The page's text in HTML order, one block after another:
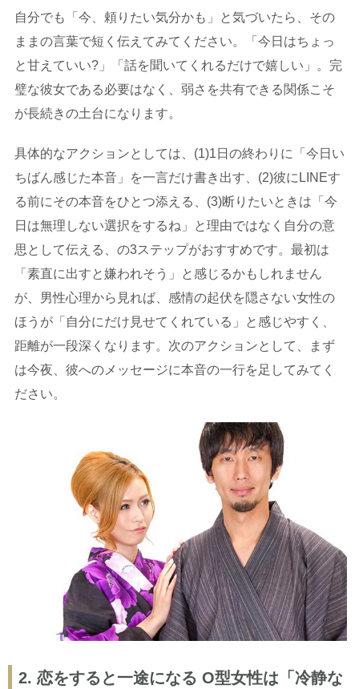
自分でも「今、頼りたい気分かも」と気づいたら、その
ままの言葉で短く伝えてみてください。「今日はちょっ
と甘えていい?」「話を聞いてくれるだけで嬉しい」。完
璧な彼女である必要はなく、弱さを共有できる関係こそ
が長続きの土台になります。
具体的なアクションとしては、(1)1日の終わりに「今日い
ちばん感じた本音」を一言だけ書き出す、(2)彼にLINEす
る前にその本音をひとつ添える、(3)断りたいときは「今
日は無理しない選択をするね」と理由ではなく自分の意
思として伝える、の3ステップがおすすめです。最初は
「素直に出すと嫌われそう」と感じるかもしれません
が、男性心理から見れば、感情の起伏を隠さない女性の
ほうが「自分にだけ見せてくれている」と感じやすく、
距離が一段深くなります。次のアクションとして、まず
は今夜、彼へのメッセージに本音の一行を足してみてく
ださい。
2. 恋をすると一途になる O型女性は「冷静な